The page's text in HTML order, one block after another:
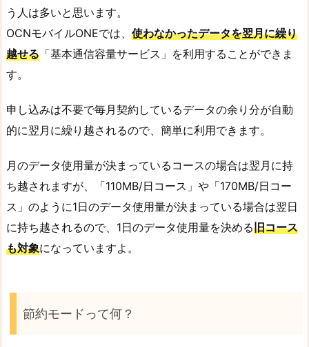
う人は多いと思います。
OCNモバイルONEでは、 使わなかったデータを翌月に繰り
越せる 「基本通信容量サービス」を利用することができま
す。
申し込みは不要で毎月契約しているデータの余り分が自動
的に翌月に繰り越されるので、簡単に利用できます。
月のデータ使用量が決まっているコースの場合は翌月に持
ち越されますが、「110MB/日コース」や「170MB/日コー
ス」のように1日のデータ使用量が決まっている場合は翌日
に持ち越されるので、1日のデータ使用量を決める旧コース
も対象になっていますよ。
節約モードって何？